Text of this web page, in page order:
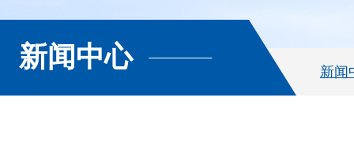
新闻中心 新闻